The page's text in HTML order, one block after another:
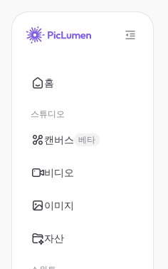
홈
스튜디오
캔버스 베타
비디오
이미지
자산